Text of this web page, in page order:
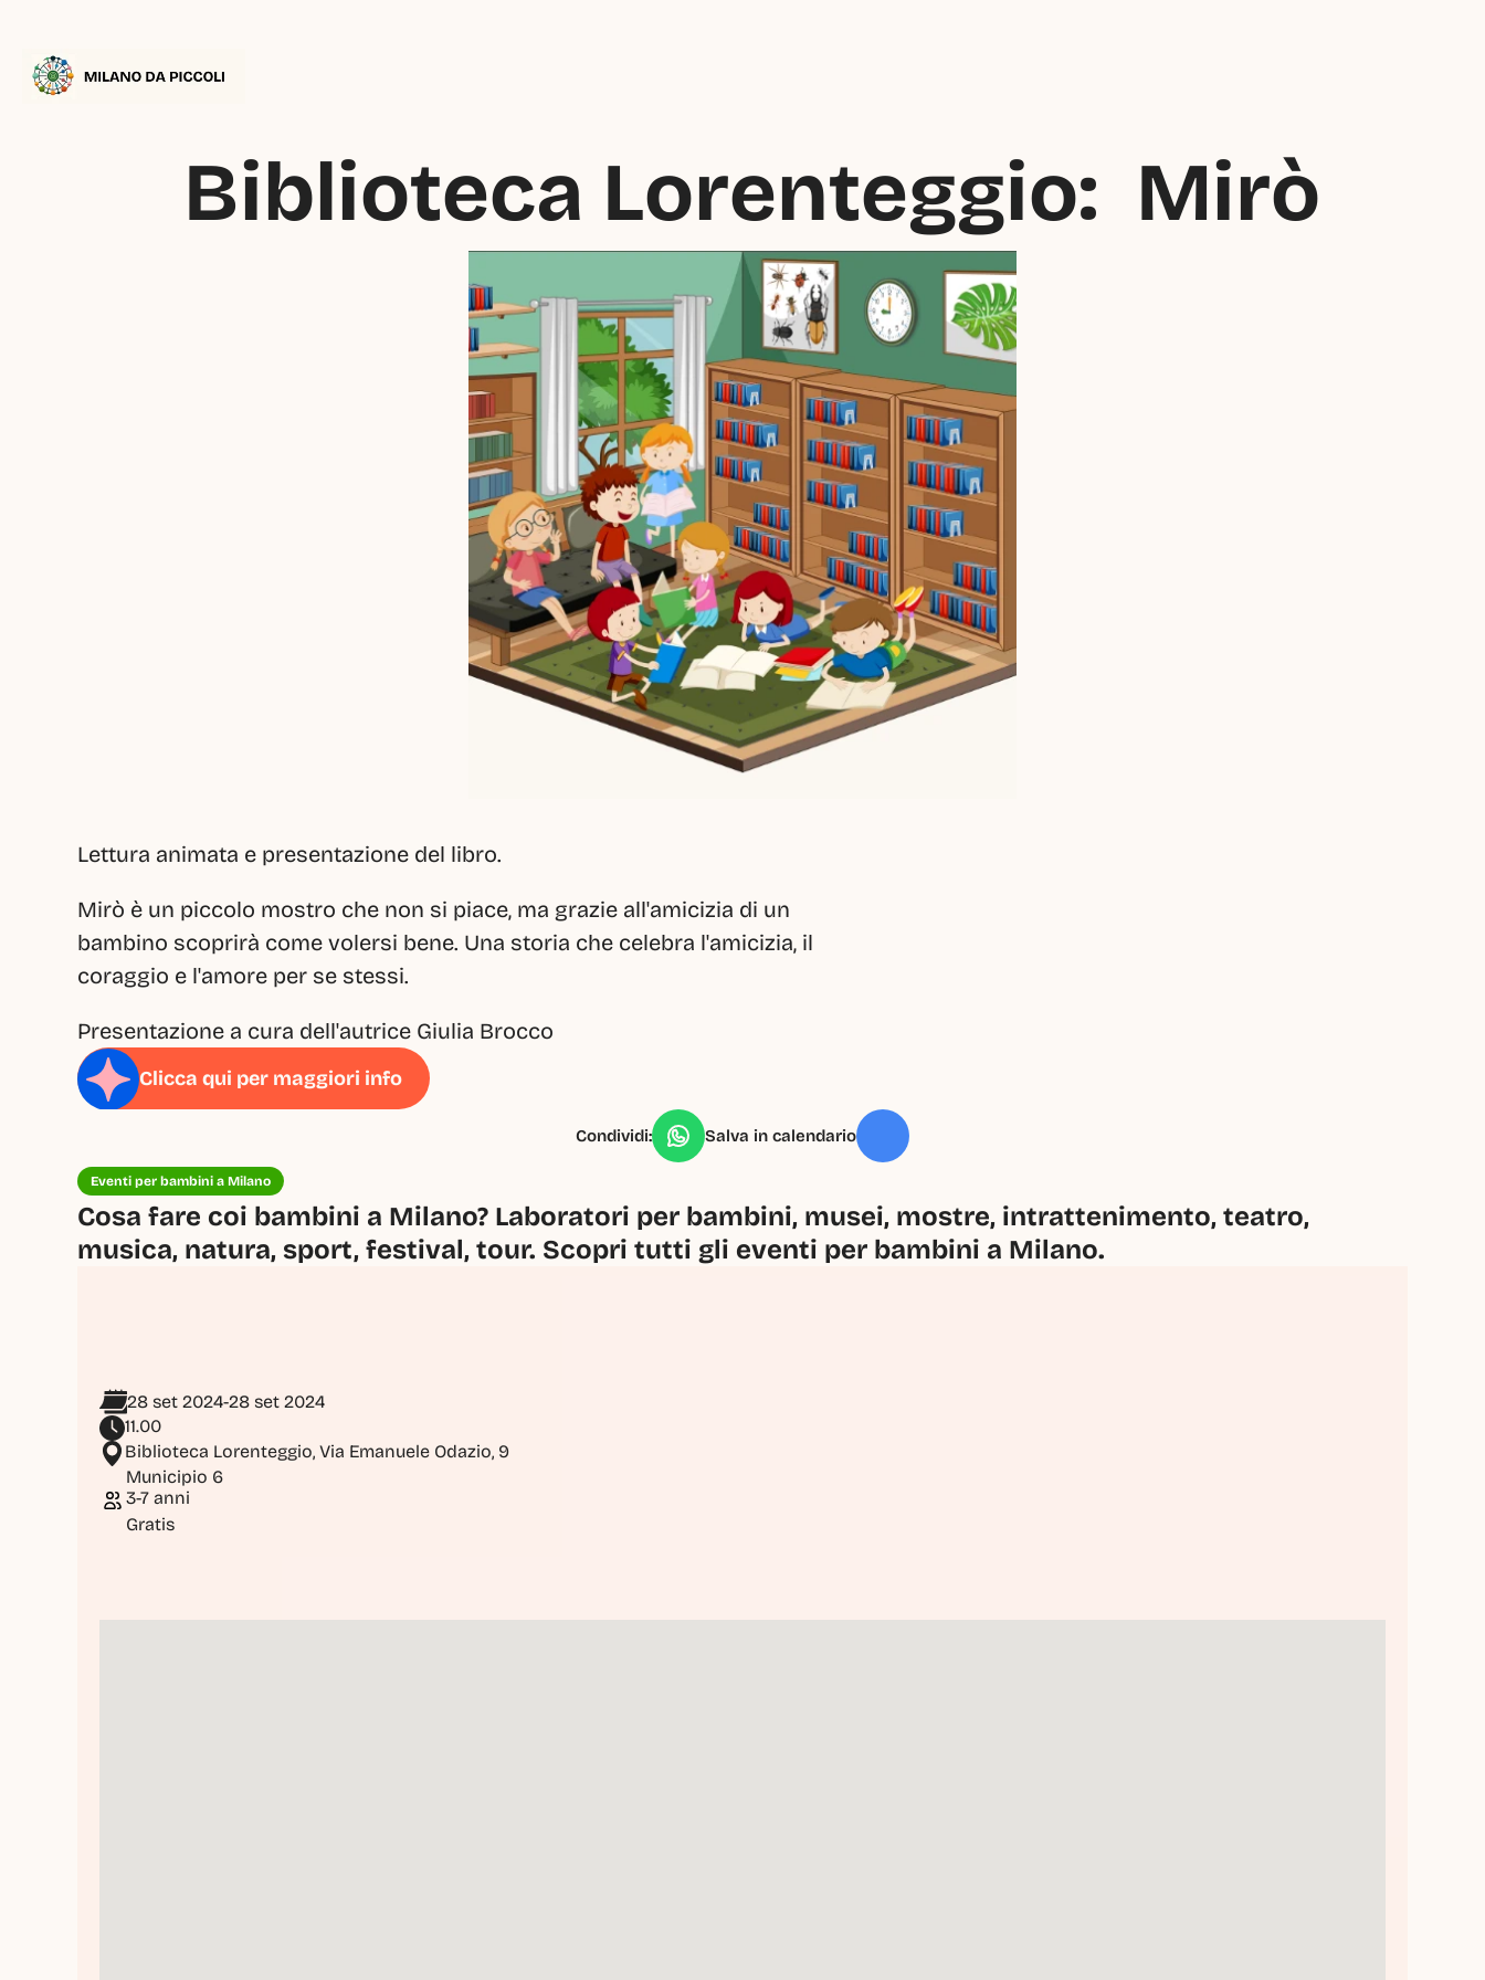
Biblioteca Lorenteggio:  Mirò
Lettura animata e presentazione del libro.
Mirò è un piccolo mostro che non si piace, ma grazie all'amicizia di un
bambino scoprirà come volersi bene. Una storia che celebra l'amicizia, il
coraggio e l'amore per se stessi.
Presentazione a cura dell'autrice Giulia Brocco
Clicca qui per maggiori info
Condividi: Salva in calendario
Eventi per bambini a Milano
Cosa fare coi bambini a Milano? Laboratori per bambini, musei, mostre, intrattenimento, teatro,
musica, natura, sport, festival, tour. Scopri tutti gli eventi per bambini a Milano.
28 set 2024-28 set 2024
11.00
Biblioteca Lorenteggio, Via Emanuele Odazio, 9
Municipio 6
3-7 anni
Gratis